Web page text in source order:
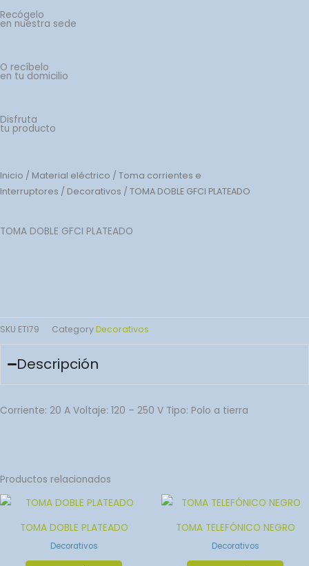
Recógelo
en nuestra sede
O recíbelo
en tu domicilio
Disfruta
tu producto
Inicio / Material eléctrico / Toma corrientes e
Interruptores / Decorativos / TOMA DOBLE GFCI PLATEADO
TOMA DOBLE GFCI PLATEADO
SKU ETI79 CategoryDecorativos
Descripción
Corriente: 20 A Voltaje: 120 – 250 V Tipo: Polo a tierra
Productos relacionados
TOMA DOBLE PLATEADO
Decorativos
TOMA TELEFÓNICO NEGRO
Decorativos